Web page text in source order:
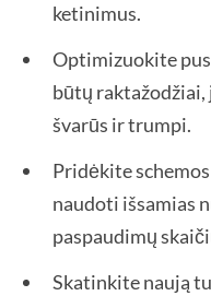
ketinimus.
Optimizuokite
būtų raktažodžiai,
švarūs ir trumpi.
Pridėkite
naudoti išsamias
paspaudimų
Skatinkite naują